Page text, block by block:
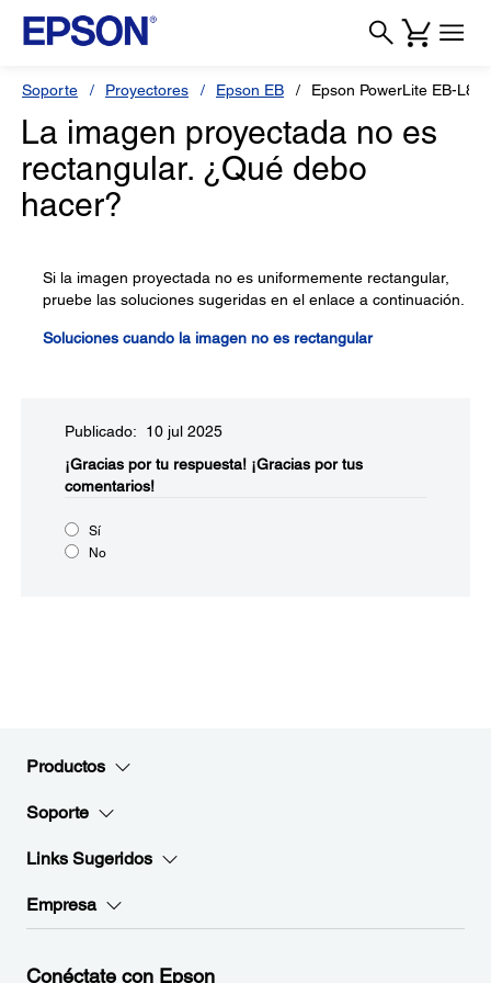
Soporte Proyectores Epson EB Epson PowerLite EB-
La imagen proyectada no es
rectangular. ¿Qué debo
hacer?
Si la imagen proyectada no es uniformemente rectangular,
pruebe las soluciones sugeridas en el enlace a continuación.
Soluciones cuando la imagen no es rectangular
Publicado: 10 jul 2025
¡Gracias por tu respuesta! ¡Gracias por tus
comentarios!
Sí
No
Productos
Soporte
Links Sugeridos
Empresa
Conéctate con Epson